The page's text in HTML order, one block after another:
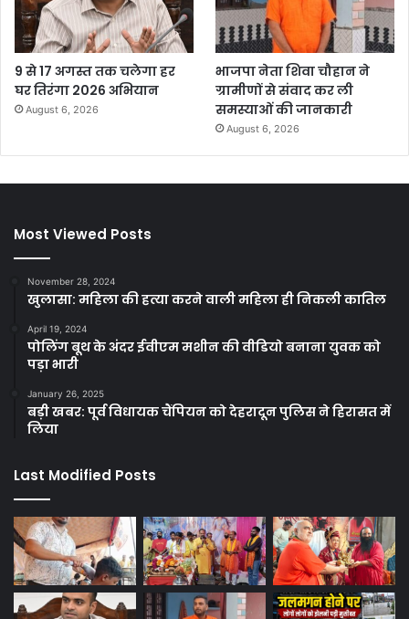
9 से 17 अगस्त तक चलेगा हर
घर तिरंगा 2026 अभियान
August 6, 2026
भाजपा नेता शिवा चौहान ने
ग्रामीणों से संवाद कर ली
समस्याओं की जानकारी
August 6, 2026
Most Viewed Posts
November 28, 2024
खुलासा: महिला की हत्या करने वाली महिला ही निकली कातिल
April 19, 2024
पोलिंग बूथ के अंदर ईवीएम मशीन की वीडियो बनाना युवक को
पड़ा भारी
January 26, 2025
बड़ी खबर: पूर्व विधायक चैंपियन को देहरादून पुलिस ने हिरासत में
लिया
Last Modified Posts